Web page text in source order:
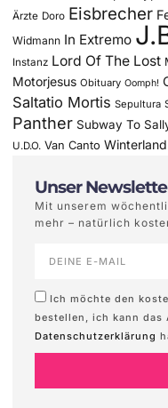
Ärzte Doro Eisbrecher
Widmann In Extremo
Instanz Lord Of The Lost
Motorjesus Obituary Oomph!
Saltatio Mortis Sepultura
Panther Subway To
U.D.O. Van Canto Winterland
Unser
Mit unserem
mehr – natürlich
Ich möchte den
bestellen, ich kann das
Datenschutzerklärung